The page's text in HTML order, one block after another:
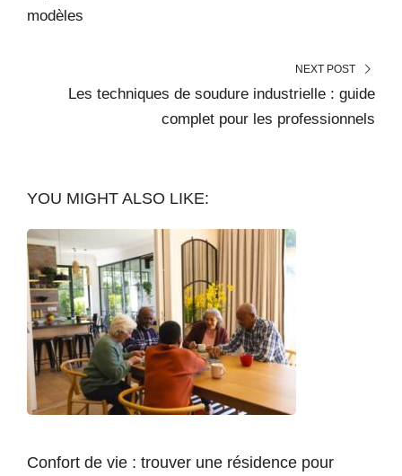
modèles
NEXT POST
Les techniques de soudure industrielle : guide
complet pour les professionnels
YOU MIGHT ALSO LIKE:
Confort de vie : trouver une résidence pour